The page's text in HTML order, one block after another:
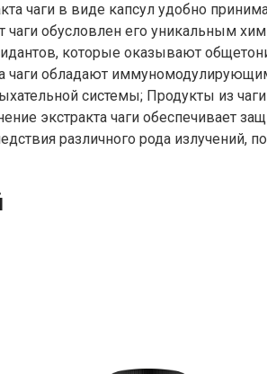
чаги в виде капсул удобно
обусловлен его уникальным
которые оказывают
обладают
системы; Продукты из
экстракта чаги обеспечивает
различного рода излучений,